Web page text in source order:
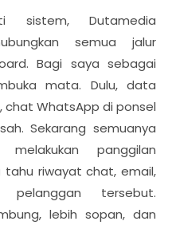
sistem, Dutamedia
semua jalur
Bagi saya sebagai
mata. Dulu, data
WhatsApp di ponsel
Sekarang semuanya
panggilan
tahu riwayat chat, email,
tersebut.
lebih sopan, dan